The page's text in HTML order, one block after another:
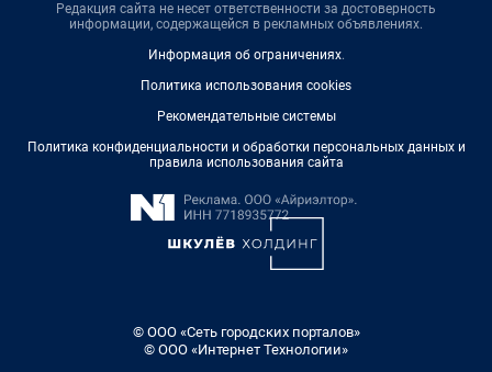
Редакция сайта не несет ответственности за достоверность
информации, содержащейся в рекламных объявлениях.
Информация об ограничениях.
Политика использования cookies
Рекомендательные системы
Политика конфиденциальности и обработки персональных данных и
правила использования сайта
© ООО «Сеть городских порталов»
© ООО «Интернет Технологии»